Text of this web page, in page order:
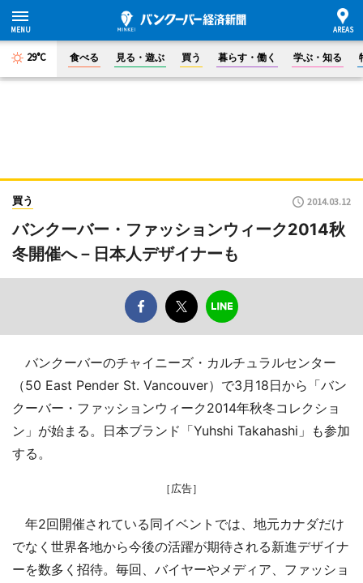
29°C 食べる 見る・遊ぶ 買う 暮らす・働く 学ぶ・知る
買う 2014.03.12
バンクーバー・ファッションウィーク2014秋
冬開催へ－日本人デザイナーも
バンクーバーのチャイニーズ・カルチュラルセンター
（50 East Pender St. Vancouver）で3月18日から「バン
クーバー・ファッションウィーク2014年秋冬コレクショ
ン」が始まる。日本ブランド「Yuhshi Takahashi」も参加
する。
［広告］
年2回開催されている同イベントでは、地元カナダだけ
でなく世界各地から今後の活躍が期待される新進デザイナ
ーを数多く招待。毎回、バイヤーやメディア、ファッショ